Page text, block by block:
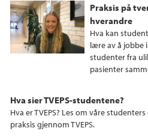
Praksis på
hverandre
Hva kan
lære av å jobbe i
studenter fra
pasienter
Hva sier TVEPS-studentene?
Hva er TVEPS? Les om våre
praksis gjennom TVEPS.